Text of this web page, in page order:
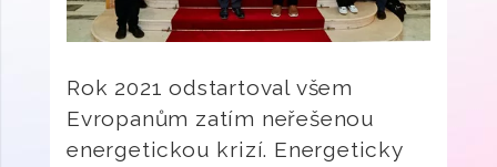
Rok 2021 odstartoval všem
Evropanům zatím neřešenou
energetickou krizí. Energeticky